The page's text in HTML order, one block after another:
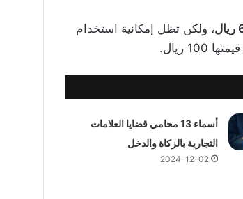
، ولكن تظل إمكانية استخدام
ريال.
أسماء 13 محامي قضايا العلامات
التجارية بالزكاة والدخل
2024-12-02